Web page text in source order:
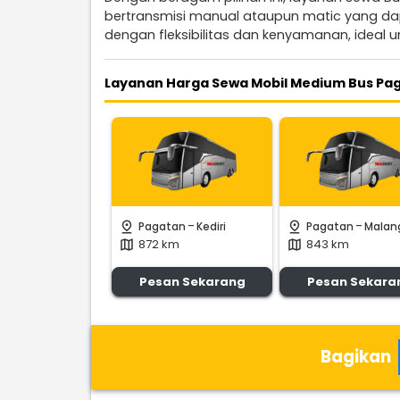
bertransmisi manual ataupun matic yang
dengan fleksibilitas dan kenyamanan, ideal
Layanan Harga Sewa Mobil Medium Bus
pin_drop Pagatan -Kediri
map 872 km
Pesan Sekarang
pin_drop Pagatan -
map 843 km
Pesan
Bagikan